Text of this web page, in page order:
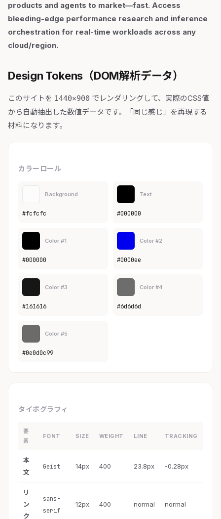
products and agents to market—fast. Access
bleeding-edge performance research and inference
orchestration for real-time workloads across any
cloud/region.
Design Tokens（DOM解析データ）
このサイトを 1440×900 でレンダリングして、実際のCSS値
から自動抽出した数値データです。「同じ感じ」を再現する
材料になります。
カラーロール
Background
#fcfcfc
Text
#000000
Color #1
#000000
Color #2
#0000ee
Color #3
#161616
Color #4
#6d6d6d
Color #5
#0e0d0c99
タイポグラフィ
要
素
FONT SIZE WEIGHT LINE TRACKING
本
文
Geist 14px 400 23.8px -0.28px
リ
ン
ク
sans-
serif
12px 400 normal normal